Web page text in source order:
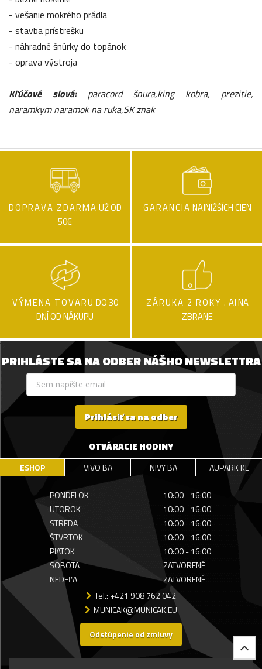
- vešanie mokrého prádla
- stavba prístrešku
- náhradné šnúrky do topánok
- oprava výstroja
Kľúčové slová: paracord šnura,king kobra, prezitie,
naramkym naramok na ruka,SK znak
DOPRAVA ZDARMA UŽ OD
50€
GARANCIA NAJNIŽŠÍCH CIEN
VÝMENA TOVARU DO 30
DNÍ OD NÁKUPU
ZÁRUKA 2 ROKY . AJ NA
ZBRANE
PRIHLÁSTE SA NA ODBER NÁŠHO NEWSLETTRA
Prihlásiť sa na odber
OTVÁRACIE HODINY
ESHOP VIVO BA NIVY BA AUPARK KE
PONDELOK
10:00 - 16:00
UTOROK
10:00 - 16:00
STREDA
10:00 - 16:00
ŠTVRTOK
10:00 - 16:00
PIATOK
10:00 - 16:00
SOBOTA
ZATVORENÉ
NEDEĽA
ZATVORENÉ
Tel.: +421 908 762 042
MUNICAK@MUNICAK.EU
Odstúpenie od zmluvy